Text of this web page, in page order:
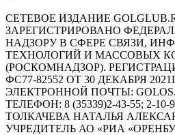
СЕТЕВОЕ ИЗДАНИЕ
ЗАРЕГИСТРИРОВАНО
НАДЗОРУ В СФЕРЕ СВЯЗИ,
ТЕХНОЛОГИЙ И МАССОВЫХ
(РОСКОМНАДЗОР).
ФС77-82552 ОТ 30 ДЕКАБРЯ
ЭЛЕКТРОННОЙ ПОЧТЫ:
ТЕЛЕФОН: 8 (35339)2-43-55; 2-
ТОЛКАЧЕВА НАТАЛЬЯ
УЧРЕДИТЕЛЬ АО «РИА